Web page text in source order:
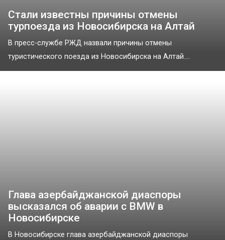
Стали известны причины отмены
турпоезда из Новосибирска на Алтай
В пресс-службе РЖД назвали причины отмены
туристического поезда из Новосибирска на Алтай....
Глава азербайджанской диаспоры
высказался об аварии с BMW в
Новосибирске
В Новосибирске глава азербайджанской диаспоры